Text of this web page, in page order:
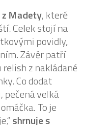
Madety, které
Celek stojí na
povidly,
Závěr patří
z nakládané
Co dodat
pečená velká
To je
shrnuje s